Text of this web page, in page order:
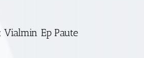
Vialmin Ep Paute